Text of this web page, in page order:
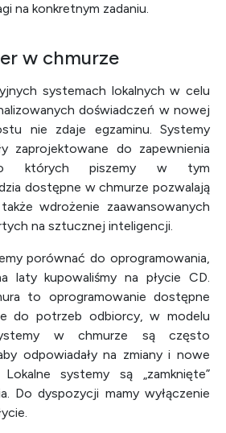
na konkretnym zadaniu.
w chmurze
systemach lokalnych w celu
doświadczeń w nowej
nie zdaje egzaminu. Systemy
zaprojektowane do zapewnienia
o których piszemy w tym
dostępne w chmurze pozwalają
wdrożenie zaawansowanych
na sztucznej inteligencji.
porównać do oprogramowania,
laty kupowaliśmy na płycie CD.
to oprogramowanie dostępne
do potrzeb odbiorcy, w modelu
w chmurze są często
odpowiadały na zmiany i nowe
systemy są „zamknięte”
Do dyspozycji mamy wyłączenie